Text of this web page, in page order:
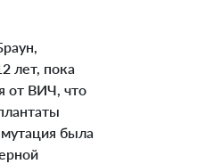
лет, пока
от ВИЧ, что
была